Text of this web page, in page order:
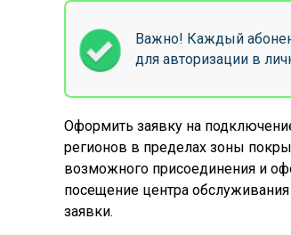
Важно! Каждый
для авторизации в
Оформить заявку на
регионов в пределах зоны
возможного присоединения и
посещение центра
заявки.